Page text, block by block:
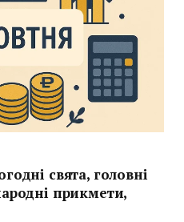
свята, головні
прикмети,